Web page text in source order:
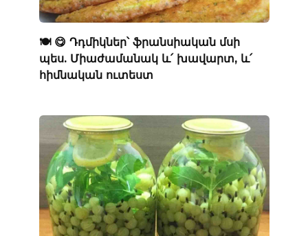
🍽️ 😋 Դդմիկներ՝ ֆրանսիական մսի
պես. Միաժամանակ և՛ խավարտ, և՛
հիմնական ուտեստ